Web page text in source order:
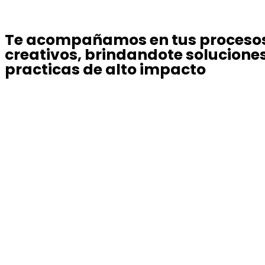
Te acompañamos en tus
creativos, brindandote
practicas de alto impacto